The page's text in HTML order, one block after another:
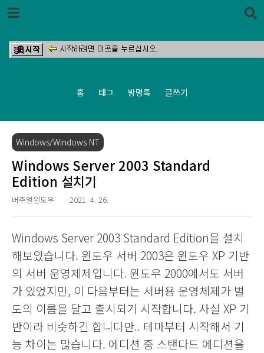
본문 바로가기
홈 태그 방명록 글쓰기
Windows/Windows NT
Windows Server 2003 Standard
Edition 설치기
버추얼윈도우 2021. 4. 26.
Windows Server 2003 Standard Edition을 설치
해보았습니다. 윈도우 서버 2003은 윈도우 XP 기반
의 서버 운영체제입니다. 윈도우 2000에서도 서버
가 있었지만, 이 다음부터는 서버용 운영체제가 별
도의 이름을 달고 출시되기 시작합니다. 사실 XP 기
반이라 비슷하긴 합니다만.. 테마부터 시작해서 기
능 차이는 많습니다. 에디션 중 스탠다드 에디션을